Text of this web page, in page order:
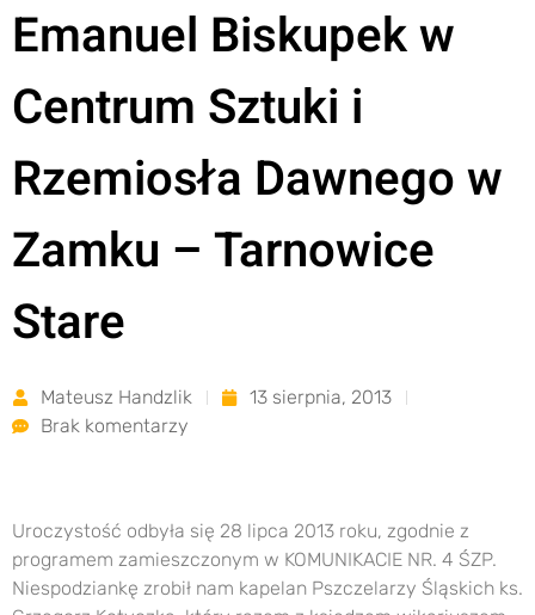
Emanuel Biskupek w
Centrum Sztuki i
Rzemiosła Dawnego w
Zamku – Tarnowice
Stare
Mateusz Handzlik
13 sierpnia, 2013
Brak komentarzy
Uroczystość odbyła się 28 lipca 2013 roku, zgodnie z
programem zamieszczonym w KOMUNIKACIE NR. 4 ŚZP.
Niespodziankę zrobił nam kapelan Pszczelarzy Śląskich ks.